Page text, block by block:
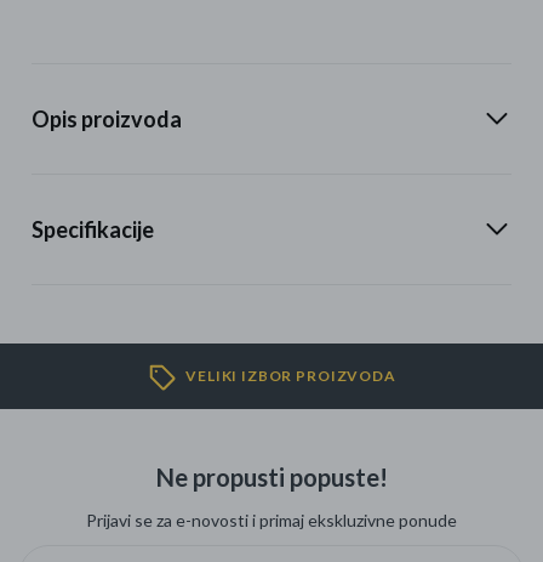
Opis proizvoda
Specifikacije
VELIKI IZBOR PROIZVODA
Ne propusti popuste!
Prijavi se za e-novosti i primaj ekskluzivne ponude